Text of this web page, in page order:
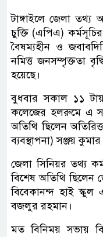
টাঙ্গাইলে জেলা তথ্য
চুক্তি (এপিএ)
বৈষম্যহীন ও
নমিত্ত জনসম্পৃক্ততা
হয়েছে।
বুধবার সকাল ১১
কলেজের হলরুমে এ
অতিথি ছিলেন
ব্যবস্থাপনা) সঞ্জয় কুমার
জেলা সিনিয়র তথ্য
বিশেষ অতিথি ছিলেন
বিবেকানন্দ হাই স্কুল
বজলুর রহমান।
মত বিনিময় সভায়